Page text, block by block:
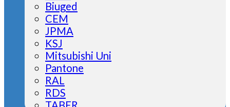
Biuged
CEM
JPMA
KSJ
Mitsubishi Uni
Pantone
RAL
RDS